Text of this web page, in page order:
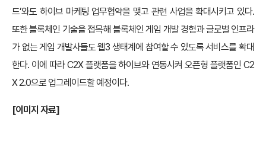
드’와도 하이브 마케팅 업무협약을 맺고 관련 사업을 확대시키고 있다.
또한 블록체인 기술을 접목해 블록체인 게임 개발 경험과 글로벌 인프라
가 없는 게임 개발사들도 웹3 생태계에 참여할 수 있도록 서비스를 확대
한다. 이에 따라 C2X 플랫폼을 하이브와 연동시켜 오픈형 플랫폼인 C2
X 2.0으로 업그레이드할 예정이다.
[이미지 자료]